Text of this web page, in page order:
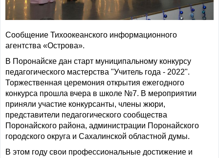
Сообщение Тихоокеанского информационного
агентства «Острова».
В Поронайске дан старт муниципальному конкурсу
педагогического мастерства "Учитель года - 2022".
Торжественная церемония открытия ежегодного
конкурса прошла вчера в школе №7. В мероприятии
приняли участие конкурсанты, члены жюри,
представители педагогического сообщества
Поронайского района, администрации Поронайского
городского округа и Сахалинской областной думы.
В этом году свои профессиональные достижение и